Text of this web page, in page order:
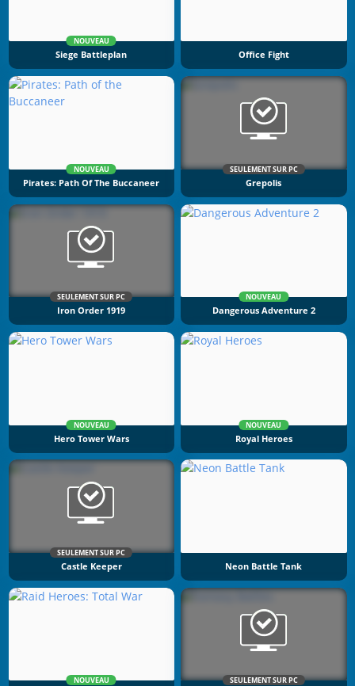
NOUVEAU
Siege Battleplan Office Fight
NOUVEAU
Pirates: Path Of The Buccaneer
SEULEMENT SUR PC
Grepolis
SEULEMENT SUR PC
Iron Order 1919
NOUVEAU
Dangerous Adventure 2
NOUVEAU
Hero Tower Wars
NOUVEAU
Royal Heroes
SEULEMENT SUR PC
Castle Keeper Neon Battle Tank
NOUVEAU SEULEMENT SUR PC